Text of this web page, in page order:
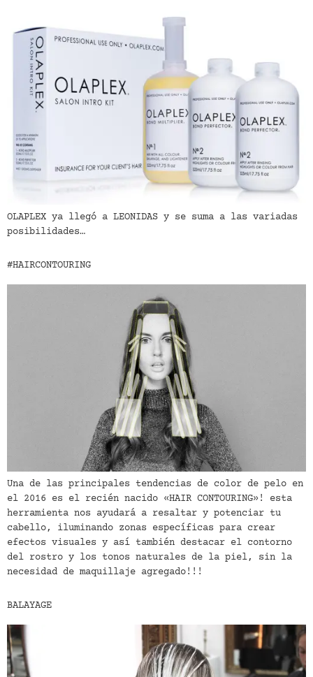
OLAPLEX ya llegó a LEONIDAS y se suma a las variadas
posibilidades…
#HAIRCONTOURING
Una de las principales tendencias de color de pelo en
el 2016 es el recién nacido «HAIR CONTOURING»! esta
herramienta nos ayudará a resaltar y potenciar tu
cabello, iluminando zonas específicas para crear
efectos visuales y así también destacar el contorno
del rostro y los tonos naturales de la piel, sin la
necesidad de maquillaje agregado!!!
BALAYAGE